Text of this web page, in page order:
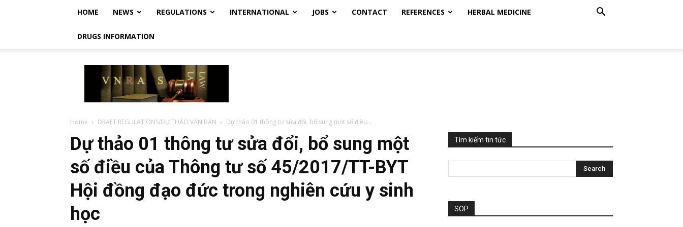
HOME NEWS REGULATIONS INTERNATIONAL JOBS CONTACT REFERENCES HERBAL MEDICINE
DRUGS INFORMATION
Vietnam
Regulatory
Affairs
Society
Luật
Việt
Nam
Home DRAFT REGULATIONS/DỰ THẢO VĂN BẢN Dự thảo 01 thông tư sửa đổi, bổ sung một số điều...
Dự thảo 01 thông tư sửa đổi, bổ sung một
số điều của Thông tư số 45/2017/TT-BYT
Hội đồng đạo đức trong nghiên cứu y sinh
học
Tìm kiếm tin tức
SOP